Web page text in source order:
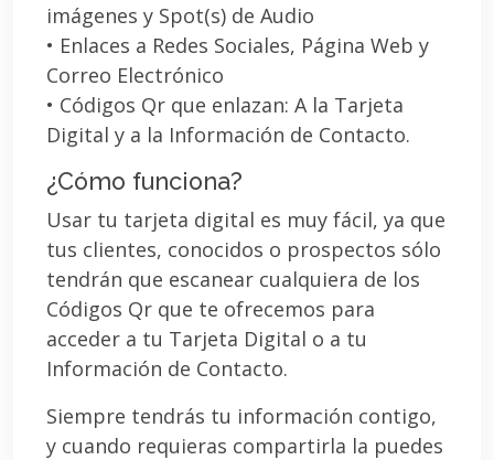
imágenes y Spot(s) de Audio
• Enlaces a Redes Sociales, Página Web y
Correo Electrónico
• Códigos Qr que enlazan: A la Tarjeta
Digital y a la Información de Contacto.
¿Cómo funciona?
Usar tu tarjeta digital es muy fácil, ya que
tus clientes, conocidos o prospectos sólo
tendrán que escanear cualquiera de los
Códigos Qr que te ofrecemos para
acceder a tu Tarjeta Digital o a tu
Información de Contacto.
Siempre tendrás tu información contigo,
y cuando requieras compartirla la puedes